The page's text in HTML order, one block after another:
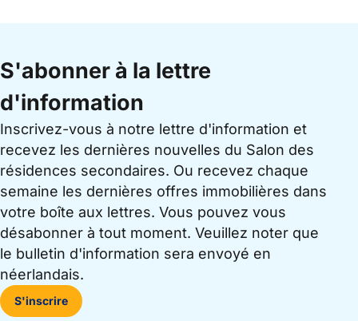
S'abonner à la lettre
d'information
Inscrivez-vous à notre lettre d'information et
recevez les dernières nouvelles du Salon des
résidences secondaires. Ou recevez chaque
semaine les dernières offres immobilières dans
votre boîte aux lettres. Vous pouvez vous
désabonner à tout moment. Veuillez noter que
le bulletin d'information sera envoyé en
néerlandais.
S'inscrire